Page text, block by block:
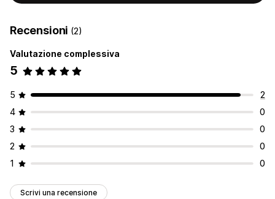
Recensioni (2)
Valutazione complessiva
5
5
2
4
0
3
0
2
0
1
0
Scrivi una recensione